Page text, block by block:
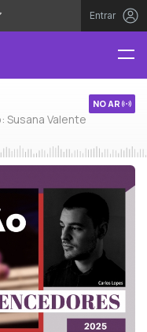
Entrar
Susana Valente
NO AR